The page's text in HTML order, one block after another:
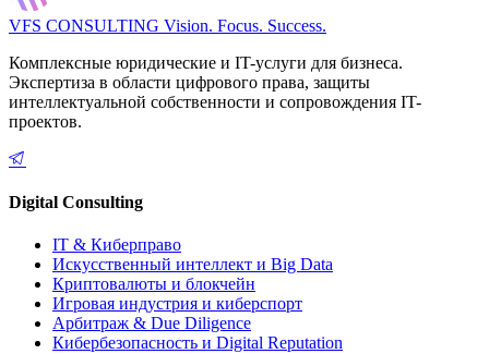
VFS CONSULTING Vision. Focus. Success.
Комплексные юридические и IT-услуги для бизнеса.
Экспертиза в области цифрового права, защиты
интеллектуальной собственности и сопровождения IT-
проектов.
Digital Consulting
IT & Киберправо
Искусственный интеллект и Big Data
Криптовалюты и блокчейн
Игровая индустрия и киберспорт
Арбитраж & Due Diligence
Кибербезопасность и Digital Reputation